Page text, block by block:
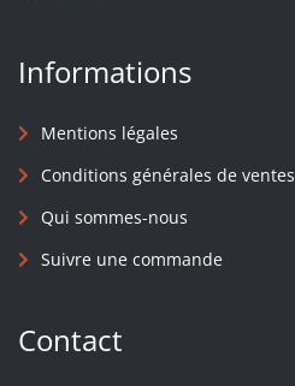
Informations
Mentions légales
Conditions générales de ventes
Qui sommes-nous
Suivre une commande
Contact